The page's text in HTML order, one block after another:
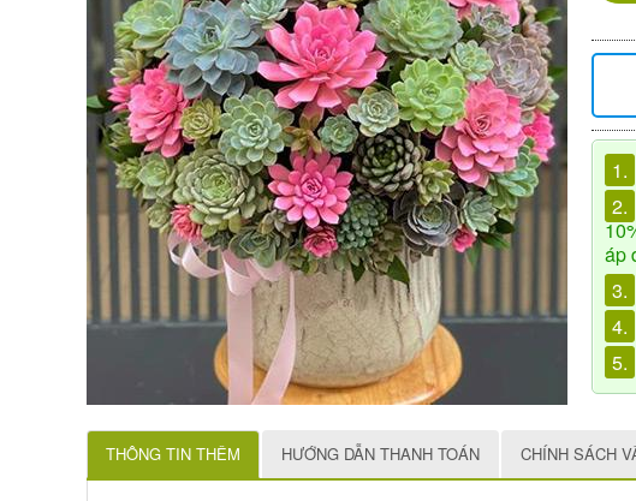
1.
2.
áp
3.
4.
5.
THÔNG TIN THÊM HƯỚNG DẪN THANH TOÁN CHÍNH SÁCH